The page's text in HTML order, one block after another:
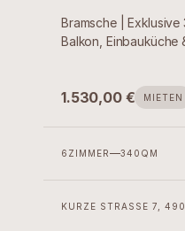
Bramsche | Exklusive
Balkon,
1.530,00 € MIETEN
6 ZIMMER 340 QM
KURZE STRASSE 7,